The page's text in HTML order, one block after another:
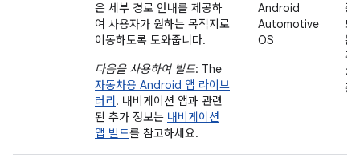
은 세부 경로 안내를 제공하
여 사용자가 원하는 목적지로
이동하도록 도와줍니다.
다음을 사용하여 빌드: The
자동차용 Android 앱 라이브
러리. 내비게이션 앱과 관련
된 추가 정보는 내비게이션
앱 빌드를 참고하세요.
Android
Automotive
OS
중
또
는
주
차
중